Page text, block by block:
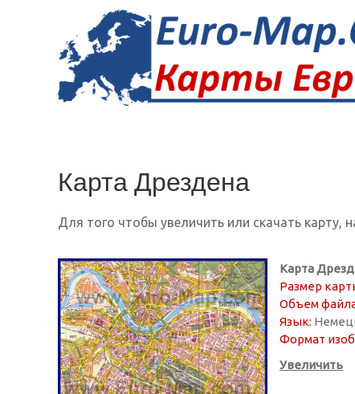
Карта Дрездена
Для того чтобы увеличить или скачать карту,
Карта
Размер
Объем
Язык:
Формат
Увеличить